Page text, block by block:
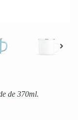
de 370ml.